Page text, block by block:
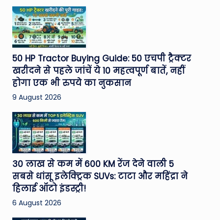
50 HP Tractor Buying Guide: 50 एचपी ट्रैक्टर
खरीदने से पहले जांचें ये 10 महत्वपूर्ण बातें, नहीं
होगा एक भी रुपये का नुकसान
9 August 2026
30 लाख से कम में 600 KM रेंज देने वाली 5
सबसे धांसू इलेक्ट्रिक SUVs: टाटा और महिंद्रा ने
हिलाई ऑटो इंडस्ट्री!
6 August 2026